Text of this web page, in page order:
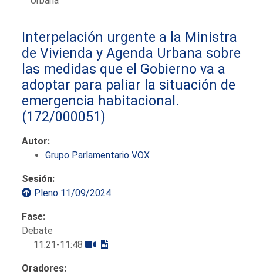
Interpelación urgente a la Ministra
de Vivienda y Agenda Urbana sobre
las medidas que el Gobierno va a
adoptar para paliar la situación de
emergencia habitacional.
(172/000051)
Autor:
Grupo Parlamentario VOX
Sesión:
Pleno 11/09/2024
Fase:
Debate
11:21-11:48
Oradores: